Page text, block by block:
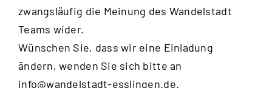
zwangsläufig die Meinung des Wandelstadt
Teams wider.
Wünschen Sie, dass wir eine Einladung
ändern, wenden Sie sich bitte an
info@wandelstadt-esslingen.de.